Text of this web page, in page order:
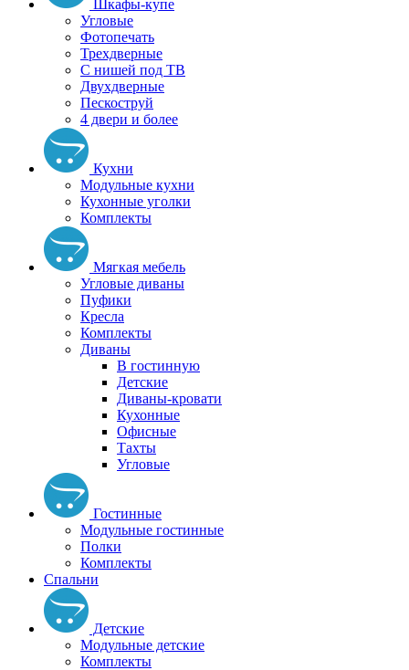
Шкафы-купе
Угловые
Фотопечать
Трехдверные
С нишей под ТВ
Двухдверные
Пескоструй
4 двери и более
Кухни
Модульные кухни
Кухонные уголки
Комплекты
Мягкая мебель
Угловые диваны
Пуфики
Кресла
Комплекты
Диваны
В гостинную
Детские
Диваны-кровати
Кухонные
Офисные
Тахты
Угловые
Гостинные
Модульные гостинные
Полки
Комплекты
Спальни
Детские
Модульные детские
Комплекты